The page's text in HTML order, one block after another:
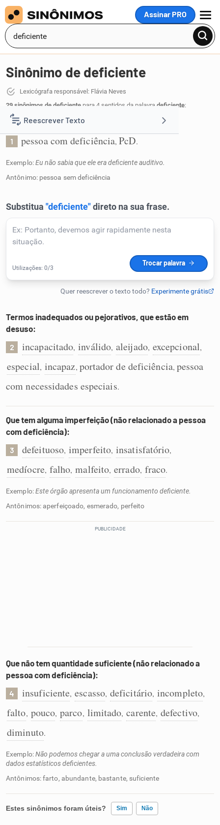
Assinar PRO
MENU
Reescrever Texto
Corrigir Texto
Detector de IA
Humanizador de IA
Conexões
Caça-palavras
Sinônimos
Sinônimo de deficiente
Lexicógrafa responsável: Flávia Neves
29 sinônimos de deficiente para 4 sentidos da palavra deficiente:
Pessoa com algum tipo de deficiência:
1 pessoa com deficiência,PcD.
Exemplo:Eu não sabia que ele era deficiente auditivo.
Antônimo: pessoa sem deficiência
Termos inadequados ou pejorativos, que estão em
desuso:
2 incapacitado, inválido, aleijado, excepcional,
especial, incapaz, portador de deficiência, pessoa
com necessidades especiais.
Que tem alguma imperfeição (não relacionado a pessoa
com deficiência):
3 defeituoso, imperfeito, insatisfatório,
medíocre, falho, malfeito, errado, fraco.
Exemplo:Este órgão apresenta um funcionamento deficiente.
Antônimos: aperfeiçoado, esmerado, perfeito
Que não tem quantidade suficiente (não relacionado a
pessoa com deficiência):
4 insuficiente, escasso, deficitário, incompleto,
falto, pouco, parco, limitado, carente, defectivo,
diminuto.
Exemplo:Não podemos chegar a uma conclusão verdadeira com
dados estatísticos deficientes.
Antônimos: farto, abundante, bastante, suficiente
Estes sinônimos foram úteis? Sim Não